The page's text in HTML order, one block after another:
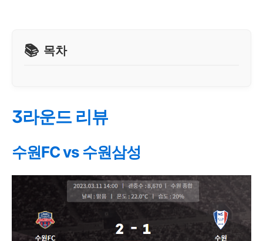
목차
3라운드 리뷰
수원FC vs 수원삼성